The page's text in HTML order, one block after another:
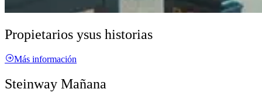
Propietarios ysus historias
Más información
Steinway Mañana